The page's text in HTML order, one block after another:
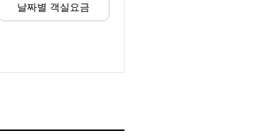
날짜별 객실요금